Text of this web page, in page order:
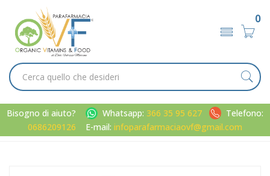
0
Bisogno di aiuto? Whatsapp: 366 35 95 627
Telefono:
0686209126
E-mail: infoparafarmaciaovf@gmail.com